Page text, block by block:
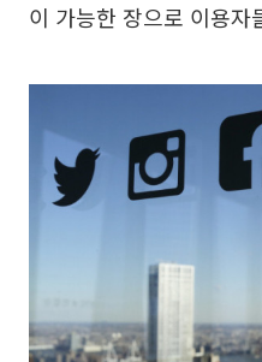
이 가능한 장으로 이용자